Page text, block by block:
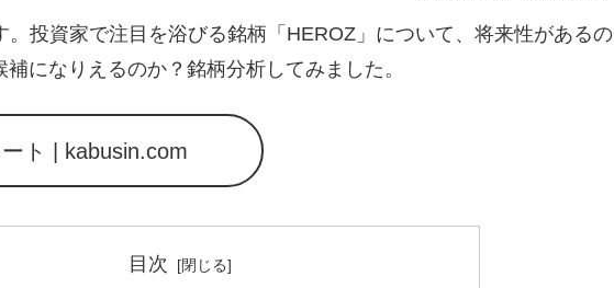
。投資家で注目を浴びる銘柄「HEROZ」について、将来性があるの
になりえるのか？銘柄分析してみました。
ート | kabusin.com
目次